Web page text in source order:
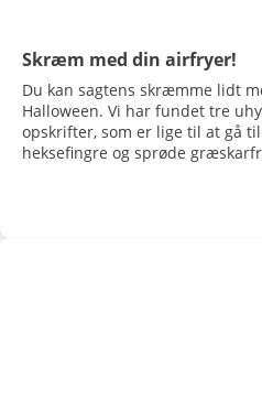
Skræm med din airfryer!
Du kan sagtens skræmme lidt
Halloween. Vi har fundet tre
opskrifter, som er lige til at gå
heksefingre og sprøde